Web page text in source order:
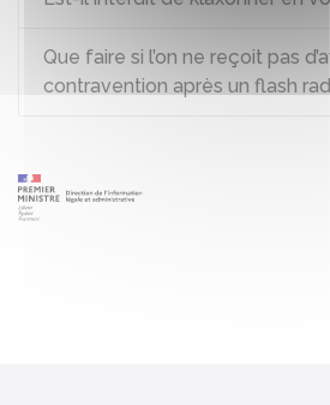
Que faire si l’on ne reçoit pas
contravention après un flash